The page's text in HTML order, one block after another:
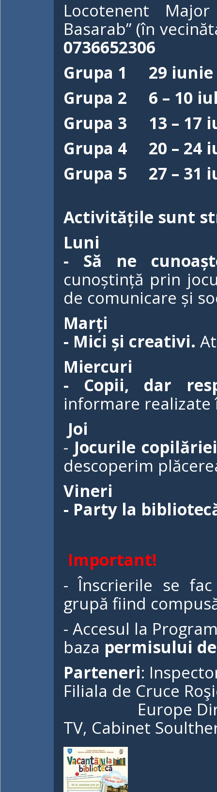
Locotenent
Basarab” (în
0736652306
Grupa 1 29 iunie
Grupa 2 6 – 10
Grupa 3 13 – 17
Grupa 4 20 – 24
Grupa 5 27 – 31
Activitățile sunt
Luni
- Să ne
cunoștință prin
de comunicare și
Marți
- Mici și creativi.
Miercuri
- Copii, dar
informare
Joi
- Jocurile
descoperim
Vineri
- Party la
Important!
- Înscrierile se
grupă fiind
- Accesul la
baza permisului
Parteneri:
Filiala de Cruce
Europe Direct
TV, Cabinet